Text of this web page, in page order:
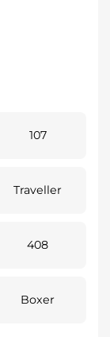
107
Traveller
408
Boxer